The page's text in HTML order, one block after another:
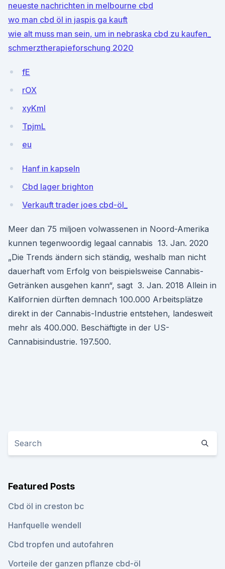
neueste nachrichten in melbourne cbd
wo man cbd öl in jaspis ga kauft
wie alt muss man sein, um in nebraska cbd zu kaufen_
schmerztherapieforschung 2020
fE
rOX
xyKml
TpjmL
eu
Hanf in kapseln
Cbd lager brighton
Verkauft trader joes cbd-öl_
Meer dan 75 miljoen volwassenen in Noord-Amerika
kunnen tegenwoordig legaal cannabis 13. Jan. 2020
„Die Trends ändern sich ständig, weshalb man nicht
dauerhaft vom Erfolg von beispielsweise Cannabis-
Getränken ausgehen kann“, sagt 3. Jan. 2018 Allein in
Kalifornien dürften demnach 100.000 Arbeitsplätze
direkt in der Cannabis-Industrie entstehen, landesweit
mehr als 400.000. Beschäftigte in der US-
Cannabisindustrie. 197.500.
Featured Posts
Cbd öl in creston bc
Hanfquelle wendell
Cbd tropfen und autofahren
Vorteile der ganzen pflanze cbd-öl